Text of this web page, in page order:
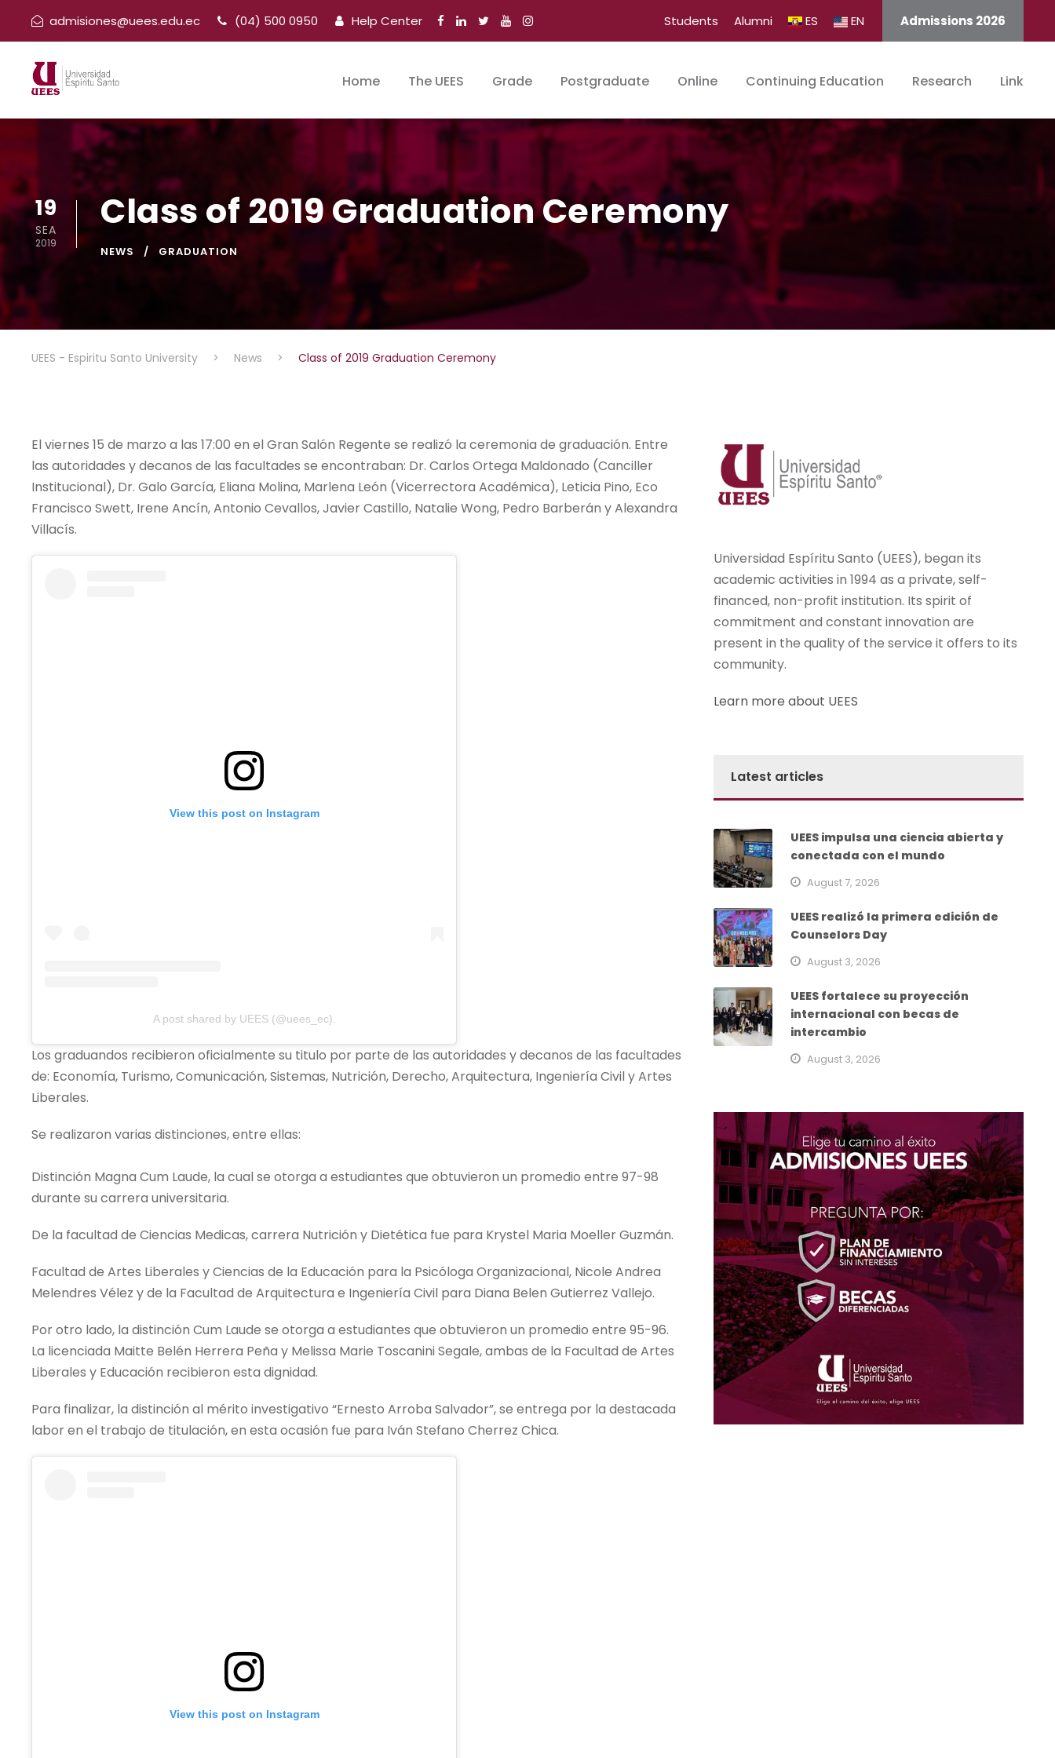
admisiones@uees.edu.ec (04) 500 0950 Help Center Students Alumni ES EN Admissions 2026
Home The UEES Grade Postgraduate Online Continuing Education Research Link
19
SEA
2019
Class of 2019 Graduation Ceremony
NEWS GRADUATION
UEES - Espiritu Santo University > News > Class of 2019 Graduation Ceremony
El viernes 15 de marzo a las 17:00 en el Gran Salón Regente se realizó la ceremonia de graduación. Entre
las autoridades y decanos de las facultades se encontraban: Dr. Carlos Ortega Maldonado (Canciller
Institucional), Dr. Galo García, Eliana Molina, Marlena León (Vicerrectora Académica), Leticia Pino, Eco
Francisco Swett, Irene Ancín, Antonio Cevallos, Javier Castillo, Natalie Wong, Pedro Barberán y Alexandra
Villacís.
View this post on Instagram
A post shared by UEES (@uees_ec).
Los graduandos recibieron oficialmente su titulo por parte de las autoridades y decanos de las facultades
de: Economía, Turismo, Comunicación, Sistemas, Nutrición, Derecho, Arquitectura, Ingeniería Civil y Artes
Liberales.
Se realizaron varias distinciones, entre ellas:
Distinción Magna Cum Laude, la cual se otorga a estudiantes que obtuvieron un promedio entre 97-98
durante su carrera universitaria.
De la facultad de Ciencias Medicas, carrera Nutrición y Dietética fue para Krystel Maria Moeller Guzmán.
Facultad de Artes Liberales y Ciencias de la Educación para la Psicóloga Organizacional, Nicole Andrea
Melendres Vélez y de la Facultad de Arquitectura e Ingeniería Civil para Diana Belen Gutierrez Vallejo.
Por otro lado, la distinción Cum Laude se otorga a estudiantes que obtuvieron un promedio entre 95-96.
La licenciada Maitte Belén Herrera Peña y Melissa Marie Toscanini Segale, ambas de la Facultad de Artes
Liberales y Educación recibieron esta dignidad.
Para finalizar, la distinción al mérito investigativo “Ernesto Arroba Salvador”, se entrega por la destacada
labor en el trabajo de titulación, en esta ocasión fue para Iván Stefano Cherrez Chica.
View this post on Instagram
Universidad Espíritu Santo (UEES), began its
academic activities in 1994 as a private, self-
financed, non-profit institution. Its spirit of
commitment and constant innovation are
present in the quality of the service it offers to its
community.
Learn more about UEES
Latest articles
UEES impulsa una ciencia abierta y
conectada con el mundo
August 7, 2026
UEES realizó la primera edición de
Counselors Day
August 3, 2026
UEES fortalece su proyección
internacional con becas de
intercambio
August 3, 2026